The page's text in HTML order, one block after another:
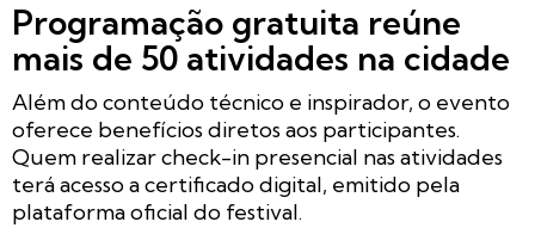
Programação gratuita reúne
mais de 50 atividades na cidade
Além do conteúdo técnico e inspirador, o evento
oferece benefícios diretos aos participantes.
Quem realizar check-in presencial nas atividades
terá acesso a certificado digital, emitido pela
plataforma oficial do festival.